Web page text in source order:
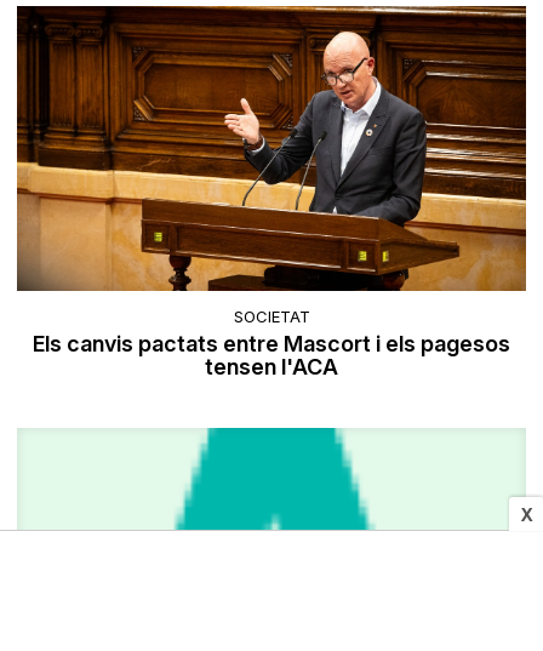
X
SOCIETAT
Els canvis pactats entre Mascort i els pagesos
tensen l'ACA